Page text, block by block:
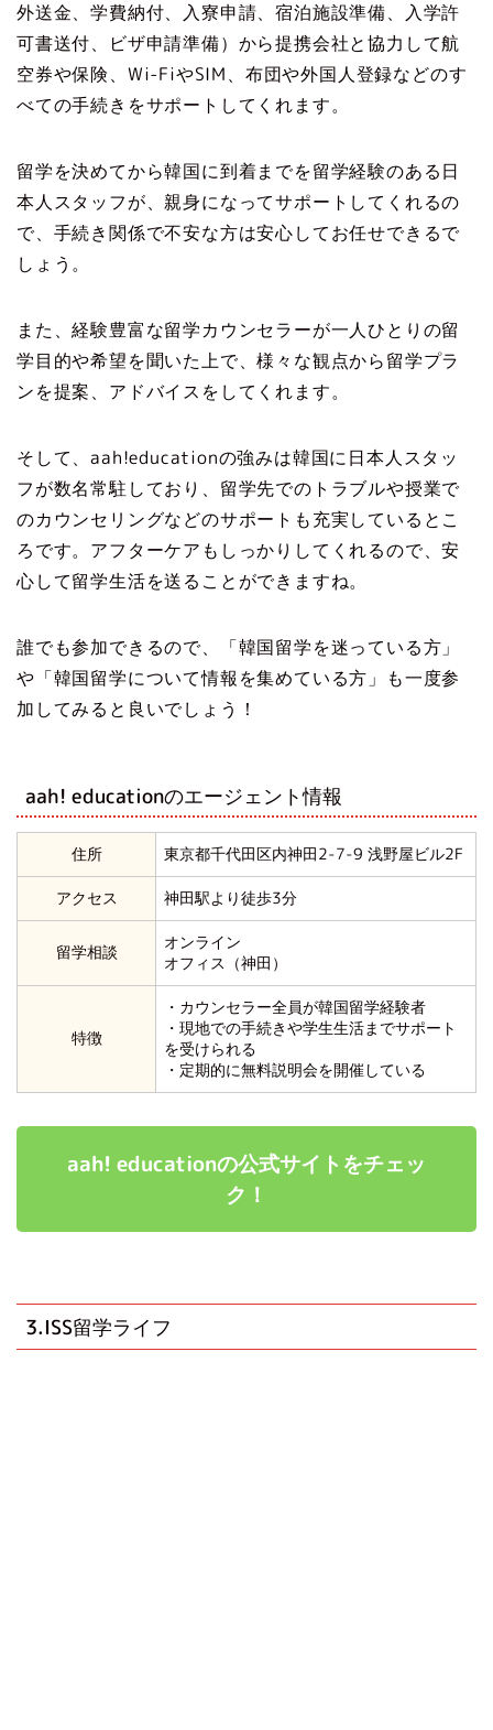
外送金、学費納付、入寮申請、宿泊施設準備、入学許
可書送付、ビザ申請準備）から提携会社と協力して航
空券や保険、Wi-FiやSIM、布団や外国人登録などのす
べての手続きをサポートしてくれます。
留学を決めてから韓国に到着までを留学経験のある日
本人スタッフが、親身になってサポートしてくれるの
で、手続き関係で不安な方は安心してお任せできるで
しょう。
また、経験豊富な留学カウンセラーが一人ひとりの留
学目的や希望を聞いた上で、様々な観点から留学プラ
ンを提案、アドバイスをしてくれます。
そして、aah!educationの強みは韓国に日本人スタッ
フが数名常駐しており、留学先でのトラブルや授業で
のカウンセリングなどのサポートも充実しているとこ
ろです。アフターケアもしっかりしてくれるので、安
心して留学生活を送ることができますね。
誰でも参加できるので、「韓国留学を迷っている方」
や「韓国留学について情報を集めている方」も一度参
加してみると良いでしょう！
aah! educationのエージェント情報
住所
東京都千代田区内神田2-7-9 浅野屋ビル2F
アクセス
神田駅より徒歩3分
留学相談
オンライン
オフィス（神田）
特徴
・カウンセラー全員が韓国留学経験者
・現地での手続きや学生生活までサポート
を受けられる
・定期的に無料説明会を開催している
aah! educationの公式サイトをチェッ
ク！
3.ISS留学ライフ